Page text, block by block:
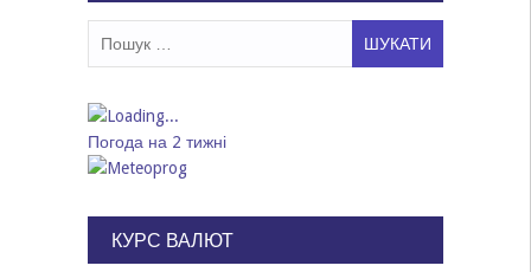
Погода на 2 тижні
КУРС ВАЛЮТ